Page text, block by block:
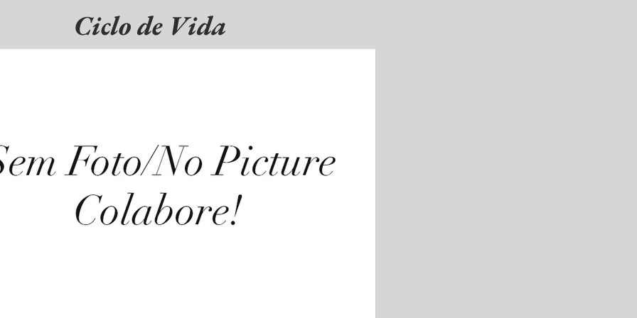
Ciclo de Vida